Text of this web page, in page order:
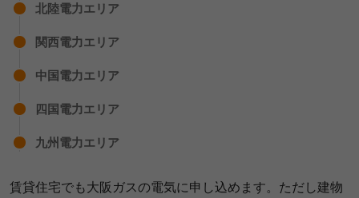
北陸電力エリア
関西電力エリア
中国電力エリア
四国電力エリア
九州電力エリア
賃貸住宅でも大阪ガスの電気に申し込めます。ただし建物